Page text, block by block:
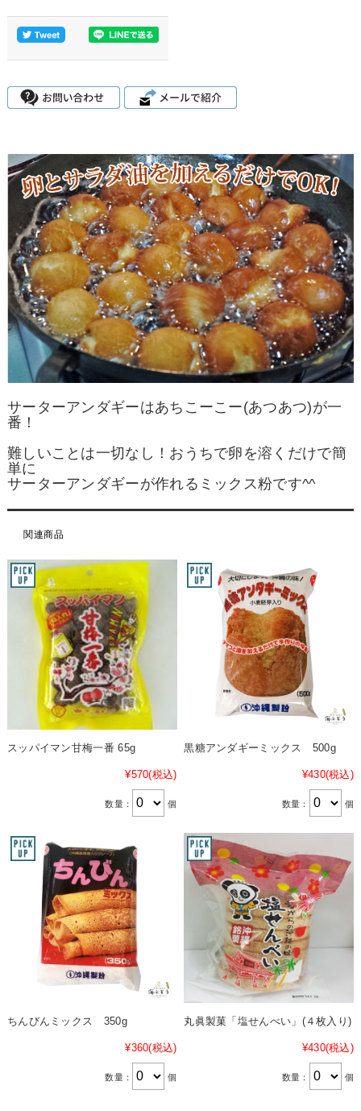
サーターアンダギーはあちこーこー(あつあつ)が一
番！
難しいことは一切なし！おうちで卵を溶くだけで簡
単に
サーターアンダギーが作れるミックス粉です^^
関連商品
スッパイマン甘梅一番 65g
¥570(税込)
数量： 個
黒糖アンダギーミックス 500g
¥430(税込)
数量： 個
ちんびんミックス 350g
¥360(税込)
数量： 個
丸眞製菓「塩せんべい」(４枚入り)
¥430(税込)
数量： 個